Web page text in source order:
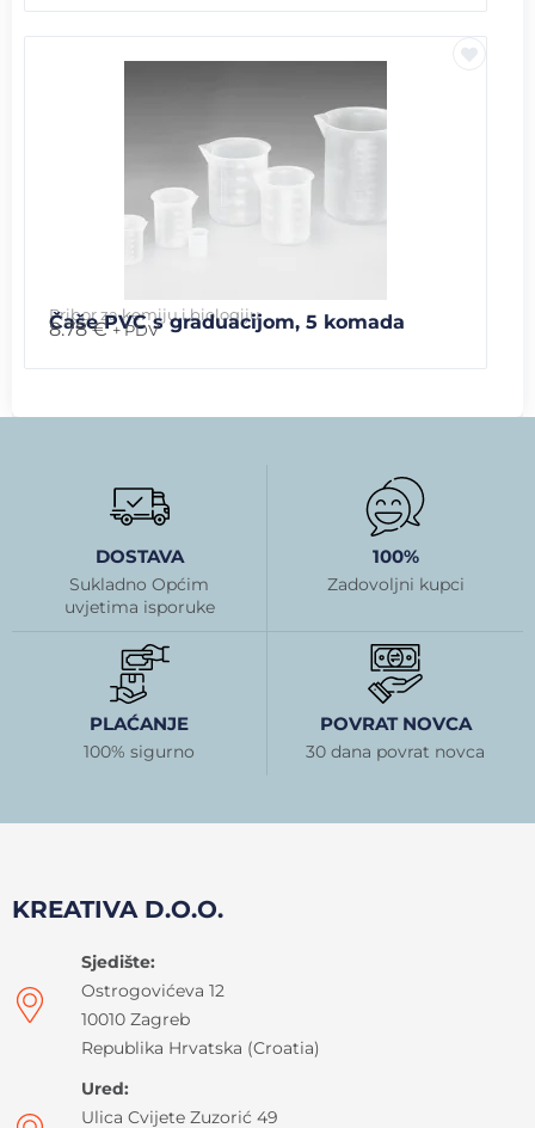
Pribor za kemiju i biologiju
Čaše PVC s graduacijom, 5 komada
8.78€ + PDV
DOSTAVA
Sukladno Općim
uvjetima isporuke
100%
Zadovoljni kupci
PLAĆANJE
100% sigurno
POVRAT NOVCA
30 dana povrat novca
KREATIVA D.O.O.
Sjedište:
Ostrogovićeva 12
10010 Zagreb
Republika Hrvatska (Croatia)
Ured:
Ulica Cvijete Zuzorić 49